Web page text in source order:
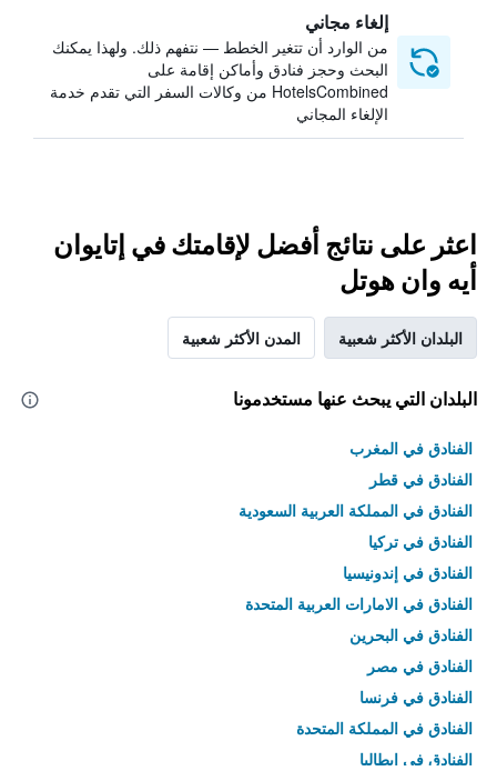
إلغاء مجاني
من الوارد أن تتغير الخطط — نتفهم ذلك. ولهذا يمكنك
البحث وحجز فنادق وأماكن إقامة على
HotelsCombined من وكالات السفر التي تقدم خدمة
الإلغاء المجاني
اعثر على نتائج أفضل لإقامتك في إتايوان
أيه وان هوتل
البلدان الأكثر شعبية المدن الأكثر شعبية
البلدان التي يبحث عنها مستخدمونا
الفنادق في المغرب
الفنادق في قطر
الفنادق في المملكة العربية السعودية
الفنادق في تركيا
الفنادق في إندونيسيا
الفنادق في الامارات العربية المتحدة
الفنادق في البحرين
الفنادق في مصر
الفنادق في فرنسا
الفنادق في المملكة المتحدة
الفنادق في إيطاليا